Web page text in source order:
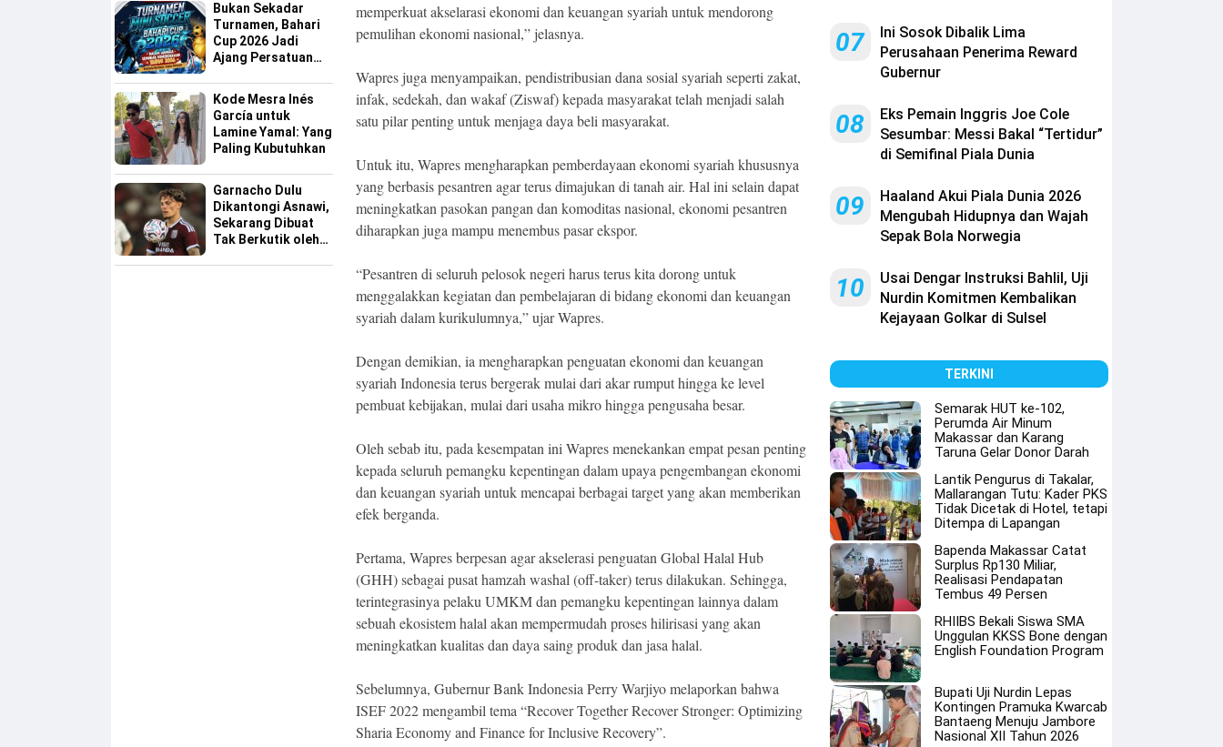
Bukan Sekadar
Turnamen, Bahari
Cup 2026 Jadi
Ajang Persatuan
Sinjai
Kode Mesra Inés
García untuk
Lamine Yamal: Yang
Paling Kubutuhkan
Garnacho Dulu
Dikantongi Asnawi,
Sekarang Dibuat
Tak Berkutik oleh
memperkuat akselarasi ekonomi dan keuangan syariah untuk mendorong
pemulihan ekonomi nasional,” jelasnya.
Wapres juga menyampaikan, pendistribusian dana sosial syariah seperti zakat,
infak, sedekah, dan wakaf (Ziswaf) kepada masyarakat telah menjadi salah
satu pilar penting untuk menjaga daya beli masyarakat.
Untuk itu, Wapres mengharapkan pemberdayaan ekonomi syariah khususnya
yang berbasis pesantren agar terus dimajukan di tanah air. Hal ini selain dapat
meningkatkan pasokan pangan dan komoditas nasional, ekonomi pesantren
diharapkan juga mampu menembus pasar ekspor.
“Pesantren di seluruh pelosok negeri harus terus kita dorong untuk
menggalakkan kegiatan dan pembelajaran di bidang ekonomi dan keuangan
syariah dalam kurikulumnya,” ujar Wapres.
Dengan demikian, ia mengharapkan penguatan ekonomi dan keuangan
syariah Indonesia terus bergerak mulai dari akar rumput hingga ke level
pembuat kebijakan, mulai dari usaha mikro hingga pengusaha besar.
Oleh sebab itu, pada kesempatan ini Wapres menekankan empat pesan penting
kepada seluruh pemangku kepentingan dalam upaya pengembangan ekonomi
dan keuangan syariah untuk mencapai berbagai target yang akan memberikan
efek berganda.
Pertama, Wapres berpesan agar akselerasi penguatan Global Halal Hub
(GHH) sebagai pusat hamzah washal (off-taker) terus dilakukan. Sehingga,
terintegrasinya pelaku UMKM dan pemangku kepentingan lainnya dalam
sebuah ekosistem halal akan mempermudah proses hilirisasi yang akan
meningkatkan kualitas dan daya saing produk dan jasa halal.
Sebelumnya, Gubernur Bank Indonesia Perry Warjiyo melaporkan bahwa
ISEF 2022 mengambil tema “Recover Together Recover Stronger: Optimizing
Sharia Economy and Finance for Inclusive Recovery”.
07
Ini Sosok Dibalik Lima
Perusahaan Penerima Reward
Gubernur
08
Eks Pemain Inggris Joe Cole
Sesumbar: Messi Bakal “Tertidur”
di Semifinal Piala Dunia
09
Haaland Akui Piala Dunia 2026
Mengubah Hidupnya dan Wajah
Sepak Bola Norwegia
10
Usai Dengar Instruksi Bahlil, Uji
Nurdin Komitmen Kembalikan
Kejayaan Golkar di Sulsel
TERKINI
Semarak HUT ke-102,
Perumda Air Minum
Makassar dan Karang
Taruna Gelar Donor Darah
Lantik Pengurus di Takalar,
Mallarangan Tutu: Kader PKS
Tidak Dicetak di Hotel, tetapi
Ditempa di Lapangan
Bapenda Makassar Catat
Surplus Rp130 Miliar,
Realisasi Pendapatan
Tembus 49 Persen
RHIIBS Bekali Siswa SMA
Unggulan KKSS Bone dengan
English Foundation Program
Bupati Uji Nurdin Lepas
Kontingen Pramuka Kwarcab
Bantaeng Menuju Jambore
Nasional XII Tahun 2026